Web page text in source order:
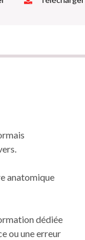
anatomique
dédiée
ou une erreur